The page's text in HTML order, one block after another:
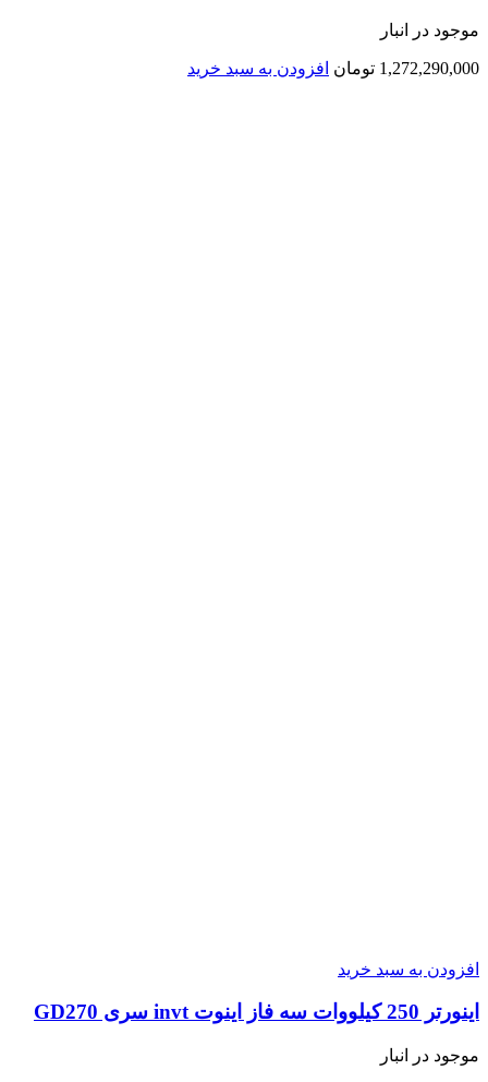
موجود در انبار
1,272,290,000 تومان افزودن به سبد خرید
افزودن به سبد خرید
اينورتر 250 کیلووات سه فاز اینوت invt سری GD270
موجود در انبار